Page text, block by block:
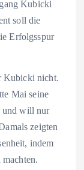
Kubicki
soll die
Erfolgsspur
Kubicki nicht.
Mai seine
und will nur
zeigten
indem